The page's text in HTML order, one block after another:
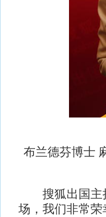
布兰德芬博士
搜狐出国主持
场，我们非常